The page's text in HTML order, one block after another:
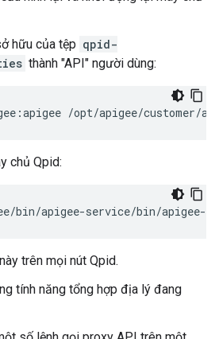
hữu của tệp qpid-
thành "API" người dùng:
/opt/apigee/customer/
chủ Qpid:
bin/apigee-service/bin/apigee-
trên mọi nút Qpid.
tính năng tổng hợp địa lý đang